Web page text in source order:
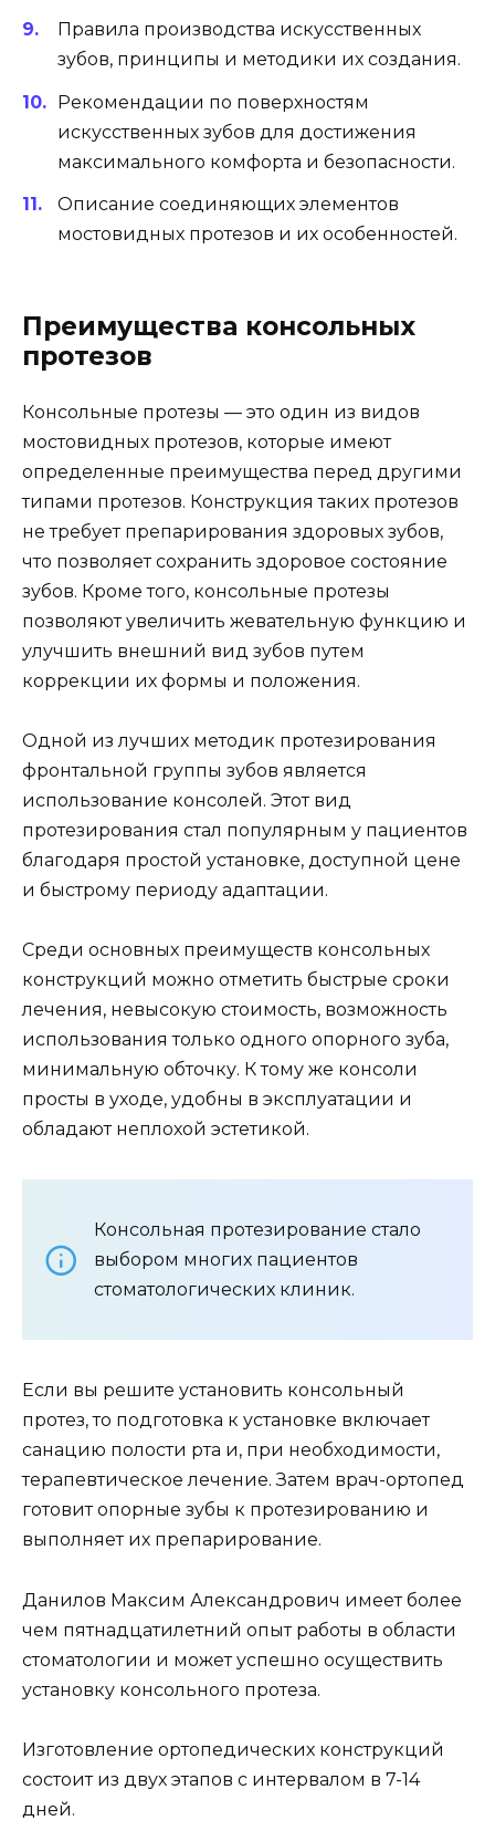
Правила производства искусственных
зубов, принципы и методики их создания.
Рекомендации по поверхностям
искусственных зубов для достижения
максимального комфорта и безопасности.
Описание соединяющих элементов
мостовидных протезов и их особенностей.
Преимущества консольных
протезов
Консольные протезы — это один из видов
мостовидных протезов, которые имеют
определенные преимущества перед другими
типами протезов. Конструкция таких протезов
не требует препарирования здоровых зубов,
что позволяет сохранить здоровое состояние
зубов. Кроме того, консольные протезы
позволяют увеличить жевательную функцию и
улучшить внешний вид зубов путем
коррекции их формы и положения.
Одной из лучших методик протезирования
фронтальной группы зубов является
использование консолей. Этот вид
протезирования стал популярным у пациентов
благодаря простой установке, доступной цене
и быстрому периоду адаптации.
Среди основных преимуществ консольных
конструкций можно отметить быстрые сроки
лечения, невысокую стоимость, возможность
использования только одного опорного зуба,
минимальную обточку. К тому же консоли
просты в уходе, удобны в эксплуатации и
обладают неплохой эстетикой.
Консольная протезирование стало
выбором многих пациентов
стоматологических клиник.
Если вы решите установить консольный
протез, то подготовка к установке включает
санацию полости рта и, при необходимости,
терапевтическое лечение. Затем врач-ортопед
готовит опорные зубы к протезированию и
выполняет их препарирование.
Данилов Максим Александрович имеет более
чем пятнадцатилетний опыт работы в области
стоматологии и может успешно осуществить
установку консольного протеза.
Изготовление ортопедических конструкций
состоит из двух этапов с интервалом в 7-14
дней.